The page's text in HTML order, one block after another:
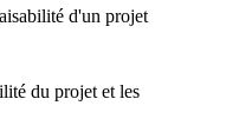
d'un projet
du projet et les